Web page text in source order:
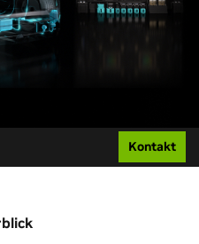
Kontakt